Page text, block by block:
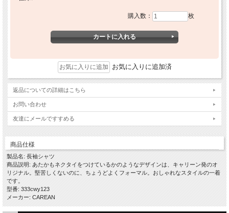
購入数： 枚
お気に入りに追加済
返品についての詳細はこちら
お問い合わせ
友達にメールですすめる
商品仕様
製品名: 長袖シャツ
商品説明: あたかもネクタイをつけているかのようなデザインは、キャリーン発のオ
リジナル。堅苦しくないのに、ちょうどよくフォーマル。おしゃれなスタイルの一着
です。
型番: 333cwy123
メーカー: CAREAN